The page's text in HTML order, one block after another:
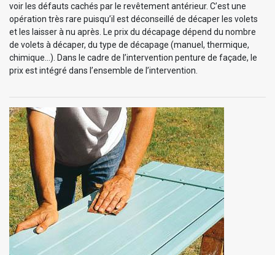
voir les défauts cachés par le revêtement antérieur. C’est une
opération très rare puisqu’il est déconseillé de décaper les volets
et les laisser à nu après. Le prix du décapage dépend du nombre
de volets à décaper, du type de décapage (manuel, thermique,
chimique…). Dans le cadre de l’intervention penture de façade, le
prix est intégré dans l’ensemble de l’intervention.